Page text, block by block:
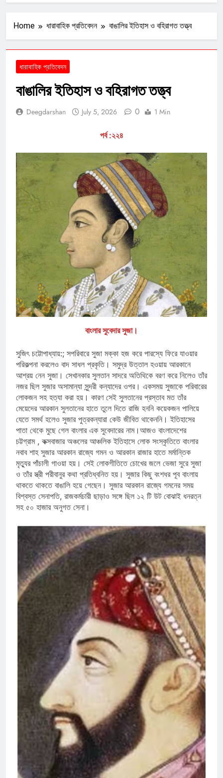
Home ধারাবাহিক প্রতিবেদন বাঙালির ইতিহাস ও বহিরাগত তত্ত্ব
ধারাবাহিক প্রতিবেদন
বাঙালির ইতিহাস ও বহিরাগত তত্ত্ব
Deegdarshan July 5, 2026 0 1 Min
পর্ব :২২৪
বাংলার সুবেদার সুজা।
সুজিৎ চট্টোপাধ্যায়:; সপরিবারে সুজা মক্কা হজ করে পারস্যে ফিরে যাওয়ার
পরিকল্পনা করলেও বাদ সাধল প্রকৃতি। সমুদ্র উত্তাল হওয়ায় আরকানে
আশ্রয় নেন সুজা। সেখানকার সুলতান সাদরে অতিথিকে বরণ করে নিলেও তাঁর
নজর ছিল সুজার অসামান্যা সুন্দরী কন্যাদের ওপর। একসময় সুজাকে পরিবারের
লোকজন সহ হত্যা করা হয়। কারণ সেই সুলতানের প্রস্তাব মত তাঁর
মেয়েদের আরকান সুলতানের হাতে তুলে দিতে রাজি হননি কয়েকজন পালিয়ে
যেতে সমর্থ হলেও সুজার পুত্রকন্যারা কেউ জীবিত থাকেননি। ইতিহাসের
পাতা থেকে মুছে গেল বাংলার এক সুবেদারের নাম।আজও বাংলাদেশের
চট্টগ্রাম , কক্সবাজার অঞ্চলের আঞ্চলিক ইতিহাসে লোক সংস্কৃতিতে বাংলার
নবাব শাহ সুজার আরকান রাজ্যে গমন ও আরকান রাজার হাতে মর্মান্তিক
মৃত্যুর পাঁচালী গাওয়া হয়। সেই লোকগীতিতে চোখের জলে ভেজা সুরে সুজা
ও তাঁর স্ত্রী পরীবানুর কথা প্রতিধ্বনিত হয়। সুজার কিছু বংশধর পূব বাংলায়
থাকতে থাকতে বাঙালি হয়ে গেছেন। সুজার আরকান রাজ্যে গমনের সময়
বিশ্বস্ত সেনাপতি, রাজকর্মচারী ছাড়াও সঙ্গে ছিল ১২ টি উট বোঝাই ধনরত্ন
সহ ৫০ হাজার অনুগত সেনা।